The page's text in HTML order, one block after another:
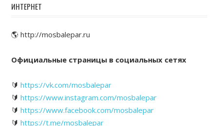
ИНТЕРНЕТ
🌎 http://mosbalepar.ru
Официальные страницы в социальных сетях
🔰 https://vk.com/mosbalepar
🔰 https://www.instagram.com/mosbalepar
🔰 https://www.facebook.com/mosbalepar
🔰 https://t.me/mosbalepar